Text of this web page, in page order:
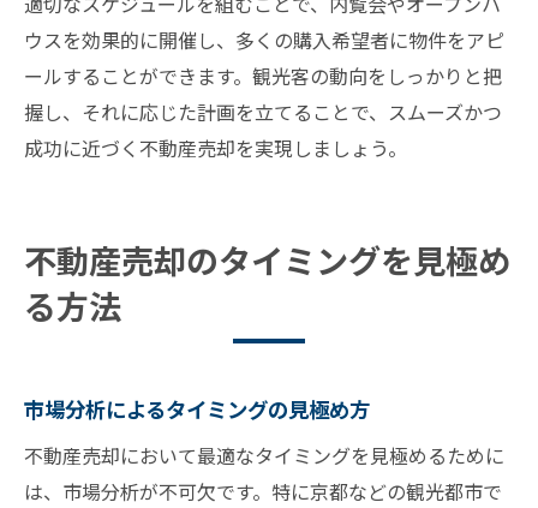
ウスを効果的に開催し、多くの購入希望者に物件をアピ
ールすることができます。観光客の動向をしっかりと把
握し、それに応じた計画を立てることで、スムーズかつ
成功に近づく不動産売却を実現しましょう。
不動産売却のタイミングを見極め
る方法
市場分析によるタイミングの見極め方
不動産売却において最適なタイミングを見極めるために
は、市場分析が不可欠です。特に京都などの観光都市で